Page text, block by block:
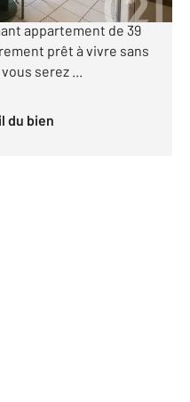
situé au cœur
appartement de 39
prêt à vivre sans
serez ...
du bien